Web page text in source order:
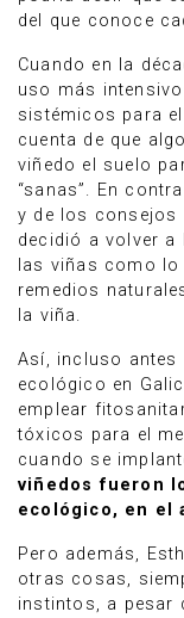
del que conoce
Cuando en la
uso más
sistémicos para
cuenta de que
viñedo el suelo
“sanas”. En
y de los consejos
decidió a volver
las viñas como
remedios
la viña.
Así, incluso antes
ecológico en
emplear
tóxicos para el
cuando se
viñedos fueron
ecológico, en el
Pero además,
otras cosas,
instintos, a pesar